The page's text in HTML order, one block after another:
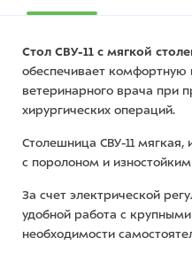
Стол СВУ-11 с мягкой
обеспечивает комфортную
ветеринарного врача при
хирургических операций.
Столешница СВУ-11
с поролоном и
За счет электрической
удобной работа с
необходимости